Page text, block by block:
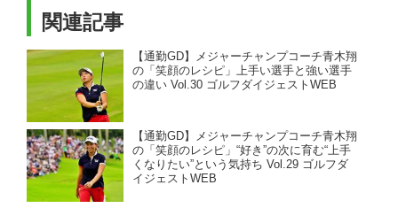
関連記事
【通勤GD】メジャーチャンプコーチ青木翔
の「笑顔のレシピ」上手い選手と強い選手
の違い Vol.30 ゴルフダイジェストWEB
【通勤GD】メジャーチャンプコーチ青木翔
の「笑顔のレシピ」“好き”の次に育む“上手
くなりたい”という気持ち Vol.29 ゴルフダ
イジェストWEB